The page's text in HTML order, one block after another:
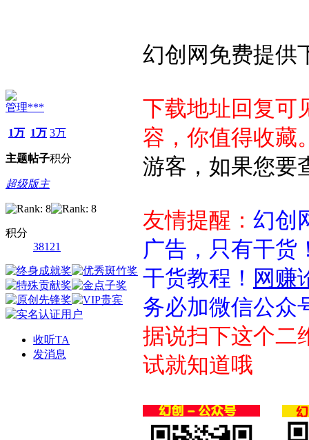
管理***
1万
主题
1万
帖子
3万
积分
超级版主
积分
38121
收听TA
发消息
幻创网免费提供
下载地址回复可
容，你值得收藏
游客，如果您要
友情提醒： 幻创
广告，只有干货
干货教程！ 网赚
务必加微信公众
据说扫下这个二
试就知道哦